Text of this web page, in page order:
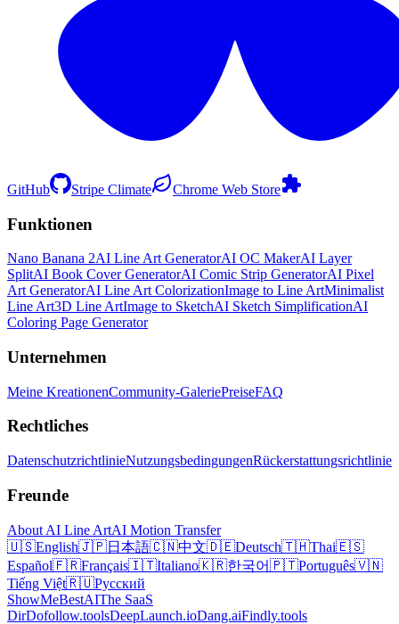
GitHub Stripe Climate Chrome Web Store
Funktionen
Nano Banana 2AI Line Art GeneratorAI OC MakerAI Layer
SplitAI Book Cover GeneratorAI Comic Strip GeneratorAI Pixel
Art GeneratorAI Line Art ColorizationImage to Line ArtMinimalist
Line Art3D Line ArtImage to SketchAI Sketch SimplificationAI
Coloring Page Generator
Unternehmen
Meine KreationenCommunity-GaleriePreiseFAQ
Rechtliches
DatenschutzrichtlinieNutzungsbedingungenRückerstattungsrichtlinie
Freunde
About AI Line ArtAI Motion Transfer
🇺🇸English🇯🇵日本語🇨🇳中文🇩🇪Deutsch🇹🇭Thai🇪🇸
Español🇫🇷Français🇮🇹Italiano🇰🇷한국어🇵🇹Português🇻🇳
Tiếng Việt🇷🇺Русский
ShowMeBestAIThe SaaS
DirDofollow.toolsDeepLaunch.ioDang.aiFindly.tools